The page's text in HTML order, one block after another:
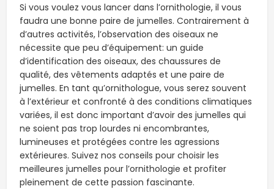
Si vous voulez vous lancer dans l’ornithologie, il vous
faudra une bonne paire de jumelles. Contrairement à
d’autres activités, l’observation des oiseaux ne
nécessite que peu d’équipement: un guide
d’identification des oiseaux, des chaussures de
qualité, des vêtements adaptés et une paire de
jumelles. En tant qu’ornithologue, vous serez souvent
à l’extérieur et confronté à des conditions climatiques
variées, il est donc important d’avoir des jumelles qui
ne soient pas trop lourdes ni encombrantes,
lumineuses et protégées contre les agressions
extérieures. Suivez nos conseils pour choisir les
meilleures jumelles pour l’ornithologie et profiter
pleinement de cette passion fascinante.